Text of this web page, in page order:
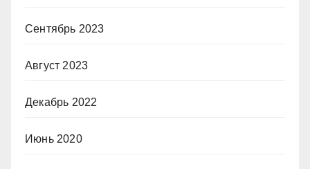
Сентябрь 2023
Август 2023
Декабрь 2022
Июнь 2020